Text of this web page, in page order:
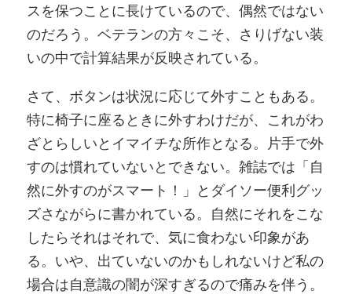
スを保つことに長けているので、偶然ではない
のだろう。ベテランの方々こそ、さりげない装
いの中で計算結果が反映されている。
さて、ボタンは状況に応じて外すこともある。
特に椅子に座るときに外すわけだが、これがわ
ざとらしいとイマイチな所作となる。片手で外
すのは慣れていないとできない。雑誌では「自
然に外すのがスマート！」とダイソー便利グッ
ズさながらに書かれている。自然にそれをこな
したらそれはそれで、気に食わない印象があ
る。いや、出ていないのかもしれないけど私の
場合は自意識の闇が深すぎるので痛みを伴う。